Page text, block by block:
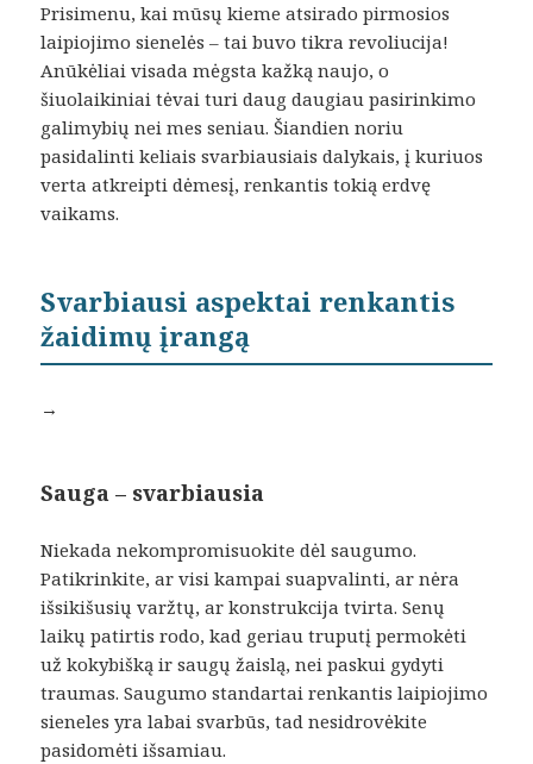
Prisimenu, kai mūsų kieme atsirado pirmosios
laipiojimo sienelės – tai buvo tikra revoliucija!
Anūkėliai visada mėgsta kažką naujo, o
šiuolaikiniai tėvai turi daug daugiau pasirinkimo
galimybių nei mes seniau. Šiandien noriu
pasidalinti keliais svarbiausiais dalykais, į kuriuos
verta atkreipti dėmesį, renkantis tokią erdvę
vaikams.
Svarbiausi aspektai renkantis
žaidimų įrangą
→
Sauga – svarbiausia
Niekada nekompromisuokite dėl saugumo.
Patikrinkite, ar visi kampai suapvalinti, ar nėra
išsikišusių varžtų, ar konstrukcija tvirta. Senų
laikų patirtis rodo, kad geriau truputį permokėti
už kokybišką ir saugų žaislą, nei paskui gydyti
traumas. Saugumo standartai renkantis laipiojimo
sieneles yra labai svarbūs, tad nesidrovėkite
pasidomėti išsamiau.